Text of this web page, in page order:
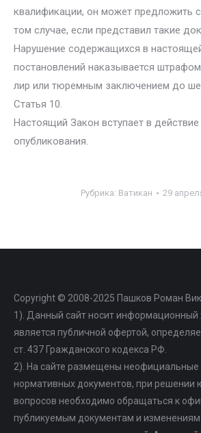
квалификации, он может предложить
том случае, если представил такие
Нарушение содержащихся в
постановлений наказывается
лир или тюремным заключением до
Статья 10.
Настоящий Закон вступает в
опубликования.
Рубрика: Ватикан 29
Copyright © 2008-2025 Пашков Роман
1). Данный сайт носит информационный
является публичной офертой,
ст. 437 Гражданского кодекса РФ.
2). На сайте размещены неофициальные
нормативных документов, при решении
вопросов необходимо обращаться к
публикуемым документам и изменениям